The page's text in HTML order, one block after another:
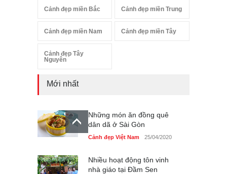
Cảnh đẹp miền Bắc Cảnh đẹp miền Trung
Cảnh đẹp miền Nam Cảnh đẹp miền Tây
Cảnh đẹp Tây
Nguyên
Mới nhất
Những món ăn đồng quê
dân dã ở Sài Gòn
Cảnh đẹp Việt Nam 25/04/2020
Nhiều hoạt động tôn vinh
nhà giáo tại Đầm Sen